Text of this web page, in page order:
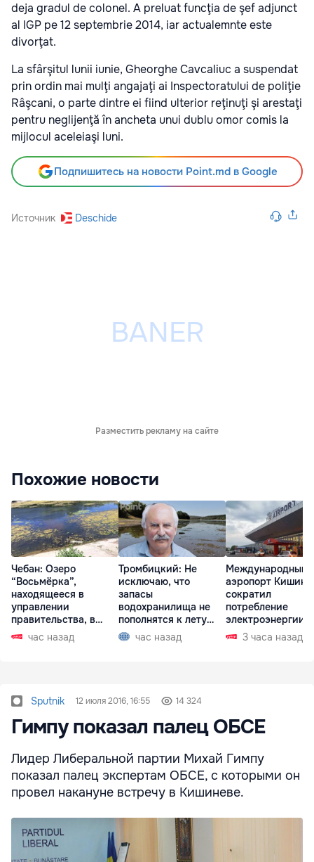
deja gradul de colonel. A preluat funcţia de şef adjunct
al IGP pe 12 septembrie 2014, iar actualemnte este
divorţat.
La sfârşitul lunii iunie, Gheorghe Cavcaliuc a suspendat
prin ordin mai mulţi angajaţi ai Inspectoratului de poliţie
Râşcani, o parte dintre ei fiind ulterior reţinuţi şi arestaţi
pentru neglijenţă în ancheta unui dublu omor comis la
mijlocul aceleiaşi luni.
Подпишитесь на новости Point.md в Google
Источник Deschide
Разместить рекламу на сайте
Похожие новости
Чебан: Озеро
“Восьмёрка”,
находящееся в
управлении
правительства, в
запустении
час назад
Тромбицкий: Не
исключаю, что
запасы
водохранилища не
пополнятся к лету
2027 года
час назад
Международный
аэропорт
сократил
потребление
электроэнергии
3 часа назад
Sputnik 12 июля 2016, 16:55 14 324
Гимпу показал палец ОБСЕ
Лидер Либеральной партии Михай Гимпу
показал палец экспертам ОБСЕ, с которыми он
провел накануне встречу в Кишиневе.